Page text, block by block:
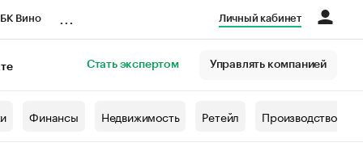
Вино Личный кабинет
Стать экспертом Управлять компанией
Финансы Недвижимость Ретейл Производство